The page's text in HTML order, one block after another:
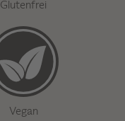
Glutenfrei
Vegan